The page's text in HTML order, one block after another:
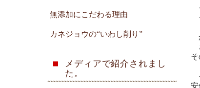
安
無添加にこだわる理由
カネジョウの“いわし削り”
メディアで紹介されまし
た。